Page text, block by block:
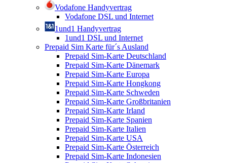
Vodafone Handyvertrag
Vodafone DSL und Internet
1und1 Handyvertrag
1und1 DSL und Internet
Prepaid Sim Karte für´s Ausland
Prepaid Sim-Karte Deutschland
Prepaid Sim-Karte Dänemark
Prepaid Sim-Karte Europa
Prepaid Sim-Karte Hongkong
Prepaid Sim-Karte Schweden
Prepaid Sim-Karte Großbritanien
Prepaid Sim-Karte Irland
Prepaid Sim-Karte Spanien
Prepaid Sim-Karte Italien
Prepaid Sim-Karte USA
Prepaid Sim-Karte Österreich
Prepaid Sim-Karte Indonesien